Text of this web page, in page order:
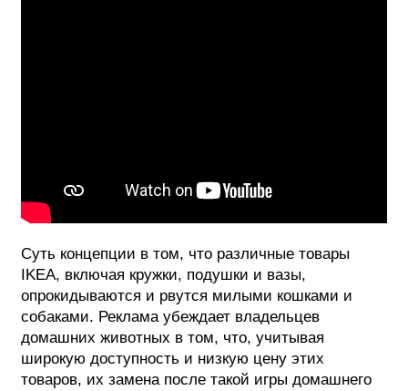
Суть концепции в том, что различные товары
IKEA, включая кружки, подушки и вазы,
опрокидываются и рвутся милыми кошками и
собаками. Реклама убеждает владельцев
домашних животных в том, что, учитывая
широкую доступность и низкую цену этих
товаров, их замена после такой игры домашнего